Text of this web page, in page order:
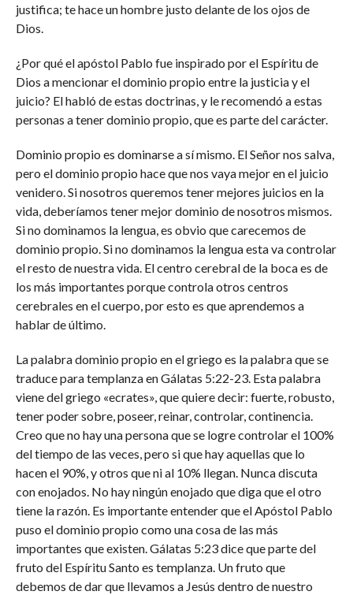
justifica; te hace un hombre justo delante de los ojos de
Dios.
¿Por qué el apóstol Pablo fue inspirado por el Espíritu de
Dios a mencionar el dominio propio entre la justicia y el
juicio? El habló de estas doctrinas, y le recomendó a estas
personas a tener dominio propio, que es parte del carácter.
Dominio propio es dominarse a sí mismo. El Señor nos salva,
pero el dominio propio hace que nos vaya mejor en el juicio
venidero. Si nosotros queremos tener mejores juicios en la
vida, deberíamos tener mejor dominio de nosotros mismos.
Si no dominamos la lengua, es obvio que carecemos de
dominio propio. Si no dominamos la lengua esta va controlar
el resto de nuestra vida. El centro cerebral de la boca es de
los más importantes porque controla otros centros
cerebrales en el cuerpo, por esto es que aprendemos a
hablar de último.
La palabra dominio propio en el griego es la palabra que se
traduce para templanza en Gálatas 5:22-23. Esta palabra
viene del griego «ecrates», que quiere decir: fuerte, robusto,
tener poder sobre, poseer, reinar, controlar, continencia.
Creo que no hay una persona que se logre controlar el 100%
del tiempo de las veces, pero si que hay aquellas que lo
hacen el 90%, y otros que ni al 10% llegan. Nunca discuta
con enojados. No hay ningún enojado que diga que el otro
tiene la razón. Es importante entender que el Apóstol Pablo
puso el dominio propio como una cosa de las más
importantes que existen. Gálatas 5:23 dice que parte del
fruto del Espíritu Santo es templanza. Un fruto que
debemos de dar que llevamos a Jesús dentro de nuestro